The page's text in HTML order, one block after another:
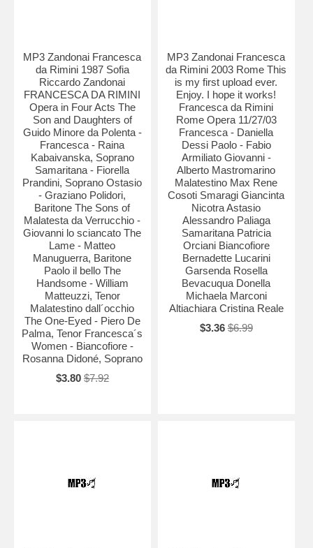
MP3 Zandonai Francesca
da Rimini 1987 Sofia
Riccardo Zandonai
FRANCESCA DA RIMINI
Opera in Four Acts The
Son and Daughters of
Guido Minore da Polenta -
Francesca - Raina
Kabaivanska, Soprano
Samaritana - Fiorella
Prandini, Soprano Ostasio
- Graziano Polidori,
Baritone The Sons of
Malatesta da Verrucchio -
Giovanni lo sciancato The
Lame - Matteo
Manuguerra, Baritone
Paolo il bello The
Handsome - William
Matteuzzi, Tenor
Malatestino dall´occhio
The One-Eyed - Piero De
Palma, Tenor Francesca´s
Women - Biancofiore -
Rosanna Didoné, Soprano
$3.80 $7.92
MP3 Zandonai Francesca
da Rimini 2003 Rome This
is my first upload ever.
Enjoy. I hope it works!
Francesca da Rimini
Rome Opera 11/27/03
Francesca - Daniella
Dessi Paolo - Fabio
Armiliato Giovanni -
Alberto Mastromarino
Malatestino Max Rene
Cosoti Smaragi Giancinta
Nicotra Astasio
Alessandro Paliaga
Samaritana Patricia
Orciani Biancofiore
Bernadette Lucarini
Garsenda Rosella
Bevacuqua Donella
Michaela Marconi
Altiachiara Cristina Reale
$3.36 $6.99